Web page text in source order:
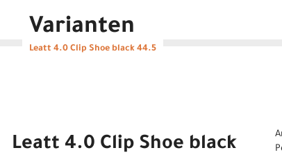
Varianten
Leatt 4.0 Clip Shoe black 44.5
Leatt 4.0 Clip Shoe black